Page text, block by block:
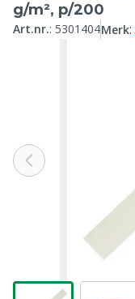
g/m², p/200
Art.nr.: 5301404Merk: